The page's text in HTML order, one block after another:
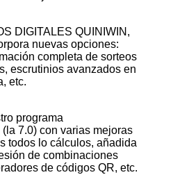
DIGITALES QUINIWIN,
nuevas opciones:
completa de sorteos
escrutinios avanzados en
etc.
programa
7.0) con varias mejoras
todos lo cálculos, añadida
de combinaciones
de códigos QR, etc.